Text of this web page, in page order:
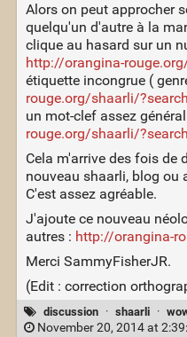
Alors on peut approcher
quelqu'un d'autre à la
clique au hasard sur un
http://orangina-
étiquette incongrue (
rouge.org/shaarli/
un mot-clef assez
rouge.org/shaarli/
Cela m'arrive des fois de
nouveau shaarli, blog ou
C'est assez agréable.
J'ajoute ce nouveau
autres : http://orangina-
Merci SammyFisherJR.
(Edit : correction
discussion · shaarli ·
November 20, 2014 at